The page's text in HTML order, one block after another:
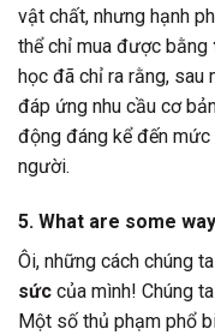
vật chất, nhưng hạnh
thể chỉ mua được bằng
học đã chỉ ra rằng,
đáp ứng nhu cầu cơ
động đáng kể đến
người.
5. What are some
Ôi, những cách chúng
sức của mình! Chúng
Một số thủ phạm phổ